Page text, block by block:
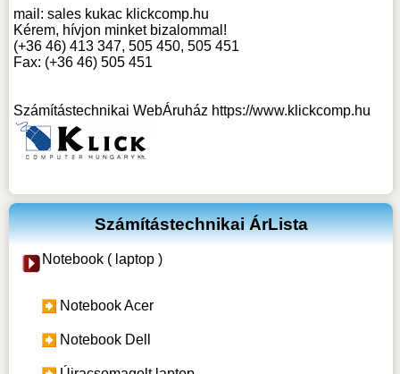
mail: sales kukac klickcomp.hu
Kérem, hívjon minket bizalommal!
(+36 46) 413 347, 505 450, 505 451
Fax: (+36 46) 505 451
Számítástechnikai WebÁruház https://www.klickcomp.hu
Számítástechnikai ÁrLista
Notebook ( laptop )
Notebook Acer
Notebook Dell